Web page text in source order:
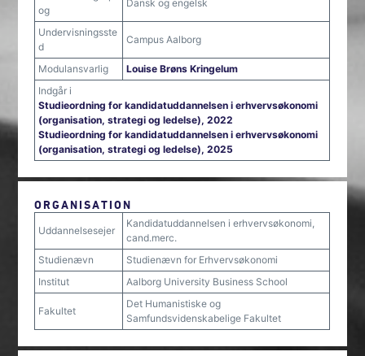
og
Dansk og engelsk
Undervisningsste
d
Campus Aalborg
Modulansvarlig
Louise Brøns Kringelum
Indgår i
Studieordning for kandidatuddannelsen i erhvervsøkonomi
(organisation, strategi og ledelse), 2022
Studieordning for kandidatuddannelsen i erhvervsøkonomi
(organisation, strategi og ledelse), 2025
ORGANISATION
Uddannelsesejer
Kandidatuddannelsen i erhvervsøkonomi,
cand.merc.
Studienævn
Studienævn for Erhvervsøkonomi
Institut
Aalborg University Business School
Fakultet
Det Humanistiske og
Samfundsvidenskabelige Fakultet